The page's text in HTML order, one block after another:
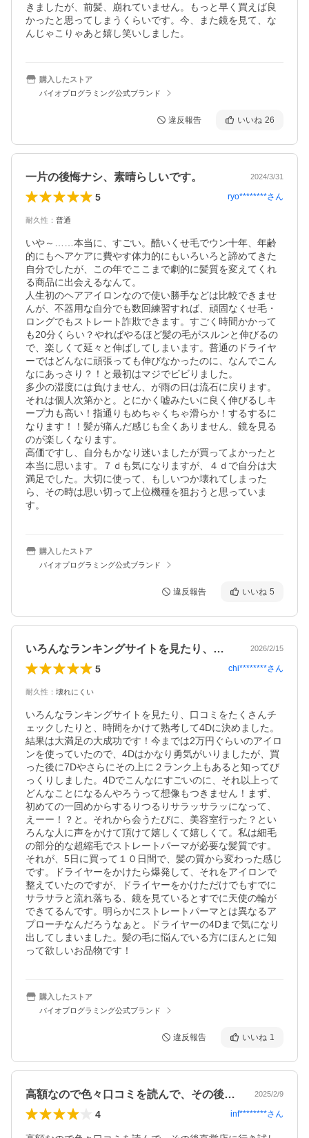
きましたが、前髪、崩れていません。もっと早く買えば良
かったと思ってしまうくらいです。今、また鏡を見て、な
んじゃこりゃあと嬉し笑いしました。
購入したストア
バイオプログラミング公式ブランド
違反報告 いいね 26
一片の後悔ナシ、素晴らしいです。 2024/3/31
5 ryo********さん
耐久性 ： 普通
いや～……本当に、すごい。酷いくせ毛でウン十年、年齢
的にもヘアケアに費やす体力的にもいろいろと諦めてきた
自分でしたが、この年でここまで劇的に髪質を変えてくれ
る商品に出会えるなんて。
人生初のヘアアイロンなので使い勝手などは比較できませ
んが、不器用な自分でも数回練習すれば、頑固なくせ毛・
ロングでもストレート詐欺できます。すごく時間かかって
も20分くらい？やればやるほど髪の毛がスルンと伸びるの
で、楽しくて延々と伸ばしてしまいます。普通のドライヤ
ーではどんなに頑張っても伸びなかったのに、なんでこん
なにあっさり？！と最初はマジでビビりました。
多少の湿度には負けません、が雨の日は流石に戻ります。
それは個人次第かと。とにかく嘘みたいに良く伸びるしキ
ープ力も高い！指通りもめちゃくちゃ滑らか！するするに
なります！！髪が痛んだ感じも全くありません、鏡を見る
のが楽しくなります。
高価ですし、自分もかなり迷いましたが買ってよかったと
本当に思います。７ｄも気になりますが、４ｄで自分は大
満足でした。大切に使って、もしいつか壊れてしまった
ら、その時は思い切って上位機種を狙おうと思っていま
す。
購入したストア
バイオプログラミング公式ブランド
違反報告 いいね 5
いろんなランキングサイトを見たり、口コ… 2026/2/15
5 chi********さん
耐久性 ： 壊れにくい
いろんなランキングサイトを見たり、口コミをたくさんチ
ェックしたりと、時間をかけて熟考して4Dに決めました。
結果は大満足の大成功です！今までは2万円ぐらいのアイロ
ンを使っていたので、4Dはかなり勇気がいりましたが、買
った後に7Dやさらにその上に２ランク上もあると知ってび
っくりしました。4Dでこんなにすごいのに、それ以上って
どんなことになるんやろうって想像もつきません！まず、
初めての一回めからするりつるりサラッサラッになって、
えーー！？と。それから会うたびに、美容室行った？とい
ろんな人に声をかけて頂けて嬉しくて嬉しくて。私は細毛
の部分的な超縮毛でストレートパーマが必要な髪質です。
それが、5日に買って１０日間で、髪の質から変わった感じ
です。ドライヤーをかけたら爆発して、それをアイロンで
整えていたのですが、ドライヤーをかけただけでもすでに
サラサラと流れ落ちる、鏡を見ているとすでに天使の輪が
できてるんです。明らかにストレートパーマとは異なるア
プローチなんだろうなぁと。ドライヤーの4Dまで気になり
出してしまいました。髪の毛に悩んでいる方にほんとに知
って欲しいお品物です！
購入したストア
バイオプログラミング公式ブランド
違反報告 いいね 1
高額なので色々口コミを読んで、その後直… 2025/2/9
4 inf********さん